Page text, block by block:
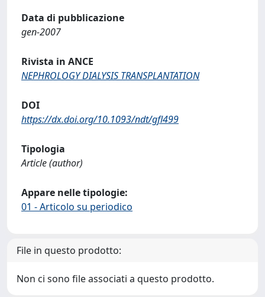
Data di pubblicazione
gen-2007
Rivista in ANCE
NEPHROLOGY DIALYSIS TRANSPLANTATION
DOI
https://dx.doi.org/10.1093/ndt/gfl499
Tipologia
Article (author)
Appare nelle tipologie:
01 - Articolo su periodico
File in questo prodotto:
Non ci sono file associati a questo prodotto.